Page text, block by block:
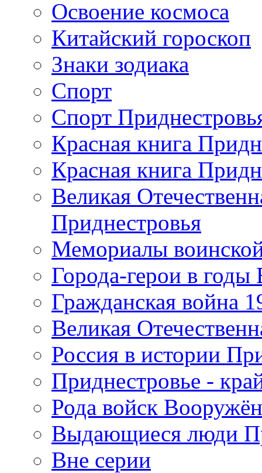
Освоение космоса
Китайский гороскоп
Знаки зодиака
Спорт
Спорт
Красная книга
Красная книга
Великая
Приднестровья
Мемориалы
Города-герои в
Гражданская война
Великая
Россия в истории
Приднестровье -
Рода войск
Выдающиеся люди
Вне серии